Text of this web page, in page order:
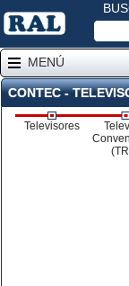
MENÚ
CONTEC -
Televisores